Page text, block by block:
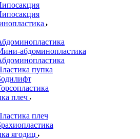
абдоминопластика
пупка
плеч
плеч
ягодиц